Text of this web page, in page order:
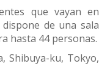
que vayan en
de una sala
hasta 44 personas.
Shibuya-ku, Tokyo,